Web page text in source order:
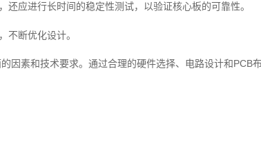
应进行长时间的稳定性测试，以验证核心板的可靠性。
不断优化设计。
因素和技术要求。通过合理的硬件选择、电路设计和